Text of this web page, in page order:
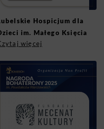
Hospicjum dla
im. Małego Księcia
więcej